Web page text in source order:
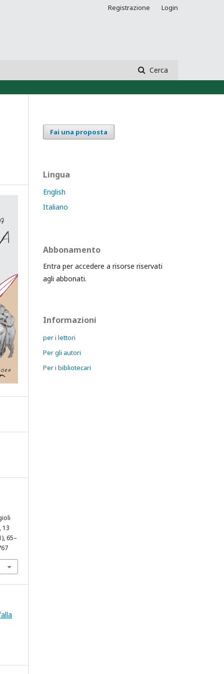
Cerca
Registrazione Login
13
65–
Fai una proposta
Lingua
English
Italiano
Abbonamento
Entra per accedere a risorse riservati
agli abbonati.
Informazioni
per i lettori
Per gli autori
Per i bibliotecari